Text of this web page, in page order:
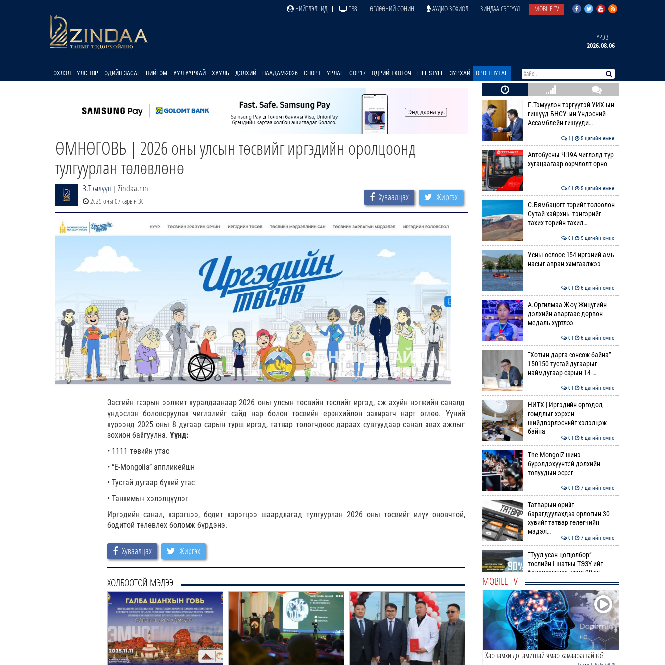
НИЙТЛЭЛЧИД ТВ8 ӨГЛӨӨНИЙ СОНИН АУДИО ЗОХИОЛ ЗИНДАА СЭТГҮҮЛ MOBILE TV
ПҮРЭВ
2026.08.06
ЭХЛЭЛ УЛС ТӨР ЭДИЙН ЗАСАГ НИЙГЭМ УУЛ УУРХАЙ ХУУЛЬ ДЭЛХИЙ НААДАМ-2026 СПОРТ УРЛАГ COP17 ӨДРИЙН ХӨТӨЧ LIFE STYLE ЗУРХАЙ ОРОН НУТАГ
ӨМНӨГОВЬ | 2026 оны улсын төсвийг иргэдийн оролцоонд
тулгуурлан төлөвлөнө
З.Тэмлүүн | Zindaa.mn
2025 оны 07 сарын 30 Хуваалцах Жиргэх
Засгийн газрын ээлжит хуралдаанаар 2026 оны улсын төсвийн төслийг иргэд, аж ахуйн нэгжийн саналд
үндэслэн боловсруулах чиглэлийг сайд нар болон төсвийн ерөнхийлөн захирагч нарт өглөө. Үүний
хүрээнд 2025 оны 8 дугаар сарын турш иргэд, татвар төлөгчдөөс дараах сувгуудаар санал авах ажлыг
зохион байгуулна. Үүнд:
• 1111 төвийн утас
• “E-Mongolia” аппликейшн
• Тусгай дугаар бүхий утас
• Танхимын хэлэлцүүлэг
Иргэдийн санал, хэрэгцээ, бодит хэрэгцээ шаардлагад тулгуурлан 2026 оны төсвийг илүү оновчтой,
бодитой төлөвлөх боломж бүрдэнэ.
Хуваалцах Жиргэх
ХОЛБООТОЙ МЭДЭЭ
Г.Тэмүүлэн тэргүүтэй УИХ-ын
гишүүд БНСУ-ын Үндэсний
Ассамблейн гишүүди…
1 | 5 цагийн өмнө
Автобусны Ч:19А чиглэлд түр
хугацаагаар өөрчлөлт орно
0 | 5 цагийн өмнө
С.Бямбацогт төрийг төлөөлөн
Сутай хайрхны тэнгэрийг
тахих төрийн тахил…
0 | 5 цагийн өмнө
Усны ослоос 154 иргэний амь
насыг авран хамгаалжээ
0 | 6 цагийн өмнө
А.Оргилмаа Жюү Жицүгийн
дэлхийн аваргаас дөрвөн
медаль хүртлээ
0 | 6 цагийн өмнө
“Хотын дарга сонсож байна”
150150 тусгай дугаарыг
наймдугаар сарын 14-…
0 | 6 цагийн өмнө
НИТХ | Иргэдийн өргөдөл,
гомдлыг хэрхэн
шийдвэрлэснийг хэлэлцэж
байна
0 | 6 цагийн өмнө
The MongolZ шинэ
бүрэлдэхүүнтэй дэлхийн
топуудын эсрэг
0 | 7 цагийн өмнө
Татварын өрийг
барагдуулахдаа орлогын 30
хувийг татвар төлөгчийн
мэдэл…
0 | 7 цагийн өмнө
“Туул усан цогцолбор”
төслийн I шатны ТЭЗҮ-ийг
боловсруулах ажил 90 ху…
Нийслэлийн иргэдийн
Төлөөлөгчдийн Хурлын
Ээлжит VIII хуралдаан
эхэллээ
0 | 8 цагийн өмнө
ТОО | Гадаад валютын нөөц
MOBILE TV
Хар тамхи допаминтай ямар хамааралтай вэ?